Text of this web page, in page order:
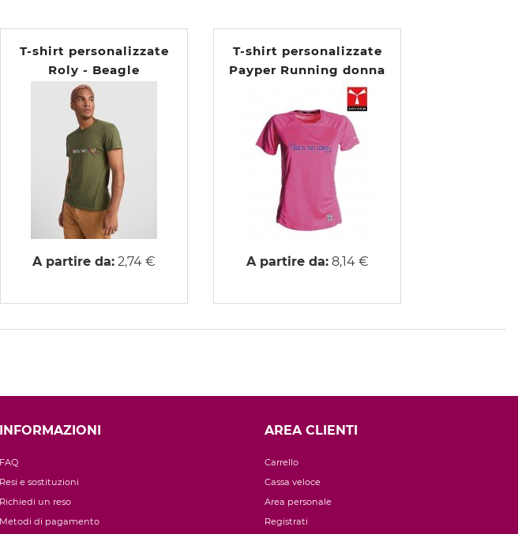
T-shirt personalizzate
Roly - Beagle
A partire da: 2,74 €
T-shirt personalizzate
Payper Running donna
A partire da: 8,14 €
INFORMAZIONI
FAQ
Resi e sostituzioni
Richiedi un reso
Metodi di pagamento
AREA CLIENTI
Carrello
Cassa veloce
Area personale
Registrati